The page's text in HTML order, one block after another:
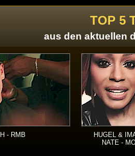
TOP 5
aus den aktuellen
- RMB
HUGEL &
NATE -